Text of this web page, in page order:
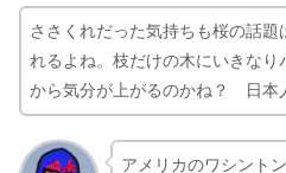
ささくれだった気持ちも桜の話題
れるよね。枝だけの木にいきなり
から気分が上がるのかね？ 日本
アメリカのワシント